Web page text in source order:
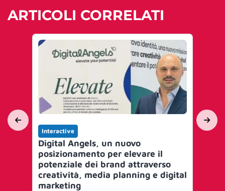
ARTICOLI CORRELATI
Interactive
Digital Angels, un nuovo
posizionamento per elevare il
potenziale dei brand attraverso
creatività, media planning e digital
marketing